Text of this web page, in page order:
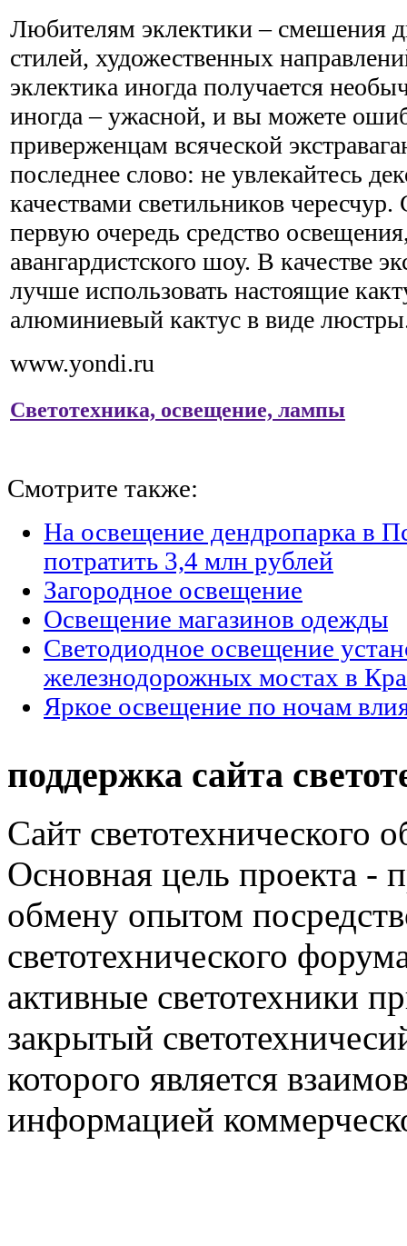
Любителям эклектики – смешения
стилей, художественных
эклектика иногда получается
иногда – ужасной, и вы можете
приверженцам всяческой
последнее слово: не увлекайтесь
качествами светильников
первую очередь средство
авангардистского шоу. В качестве
лучше использовать настоящие
алюминиевый кактус в виде
www.yondi.ru
Светотехника, освещение, лампы
Смотрите также:
На освещение дендропарка в
потратить 3,4 млн рублей
Загородное освещение
Освещение магазинов одежды
Светодиодное освещение
железнодорожных мостах в
Яркое освещение по ночам
поддержка сайта
Сайт светотехнического
Основная цель проекта -
обмену опытом
светотехнического
активные светотехники
закрытый
которого является
информацией